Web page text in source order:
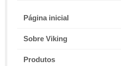
Página inicial
Sobre Viking
Produtos